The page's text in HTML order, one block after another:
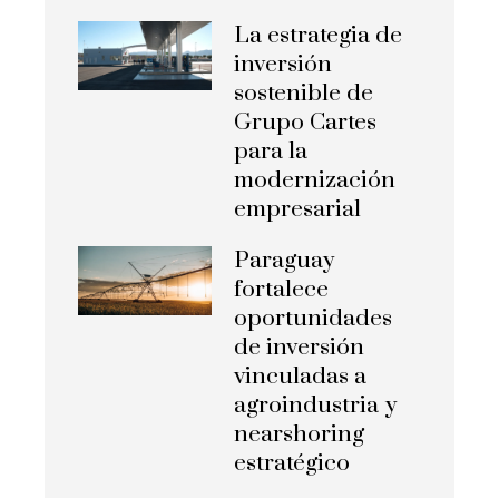
La estrategia de
inversión
sostenible de
Grupo Cartes
para la
modernización
empresarial
Paraguay
fortalece
oportunidades
de inversión
vinculadas a
agroindustria y
nearshoring
estratégico